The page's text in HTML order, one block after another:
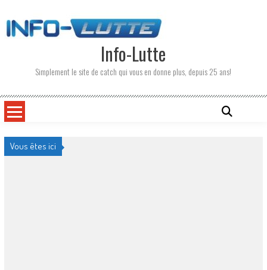
to
content
Info-Lutte
Simplement le site de catch qui vous en donne plus, depuis 25 ans!
Vous êtes ici